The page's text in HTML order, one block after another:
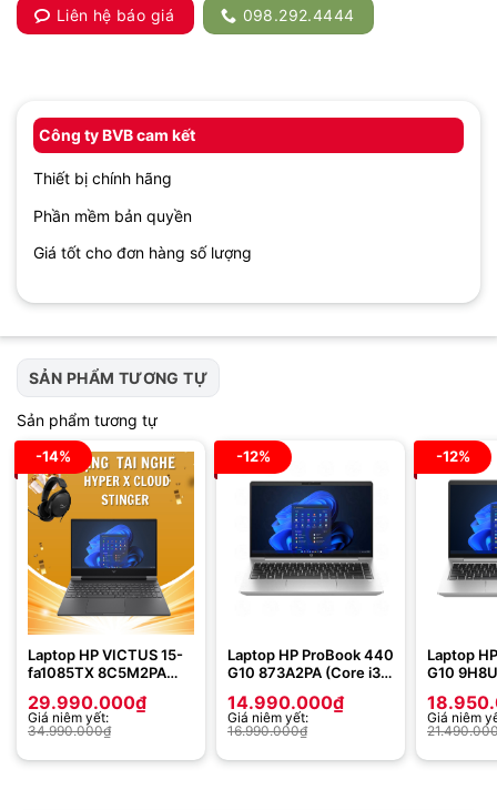
Liên hệ báo giá
098.292.4444
Công ty BVB cam kết
Thiết bị chính hãng
Phần mềm bản quyền
Giá tốt cho đơn hàng số lượng
SẢN PHẨM TƯƠNG TỰ
Sản phẩm tương tự
-14%
Laptop HP VICTUS 15-
fa1085TX 8C5M2PA
16GB | 512GB | RTX
4050 6GB | 15.6 inch
FHD | Win 11 | Mica
Silver)
29.990.000₫
Giá niêm yết:
34.990.000₫
-12%
Laptop HP ProBook 440
G10 873A2PA (Core i3-
Intel UHD Graphics | 14
inch FHD | Win11 |
14.990.000₫
Giá niêm yết:
16.990.000₫
-12%
Laptop
G10
512GB |
Win 11 |
Giá niêm